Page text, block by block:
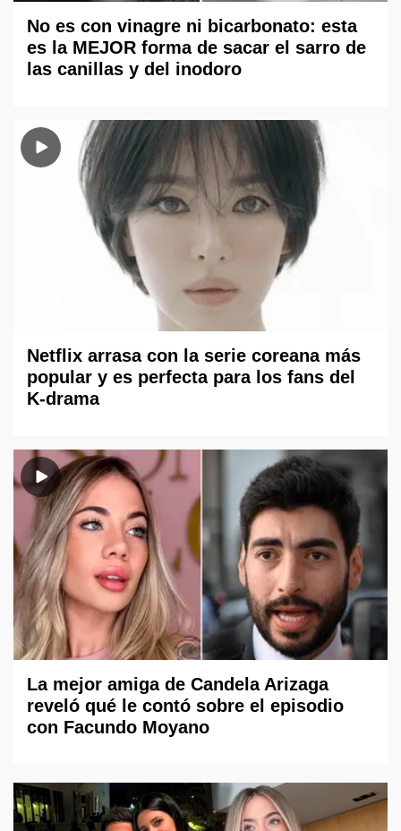
No es con vinagre ni bicarbonato: esta
es la MEJOR forma de sacar el sarro de
las canillas y del inodoro
Netflix arrasa con la serie coreana más
popular y es perfecta para los fans del
K-drama
La mejor amiga de Candela Arizaga
reveló qué le contó sobre el episodio
con Facundo Moyano